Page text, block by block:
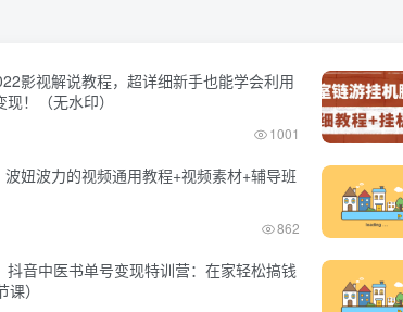
影视解说教程，超详细新手也能学会利用
！（无水印）
1001
波妞波力的视频通用教程+视频素材+辅导班
862
抖音中医书单号变现特训营：在家轻松搞钱
）